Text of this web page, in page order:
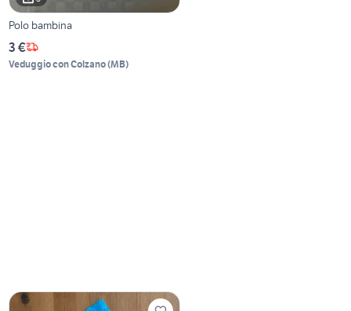
Polo bambina
3 €
Veduggio con Colzano(MB)